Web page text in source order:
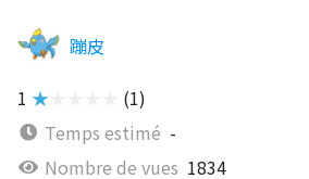
蹦皮
1 ★★★★★
(1)
Temps estimé -
Nombre de vues 1834